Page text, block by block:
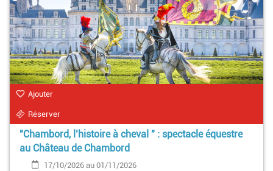
Ajouter
Réserver
"Chambord, l’histoire à cheval " : spectacle équestre
au Château de Chambord
17/10/2026 au 01/11/2026